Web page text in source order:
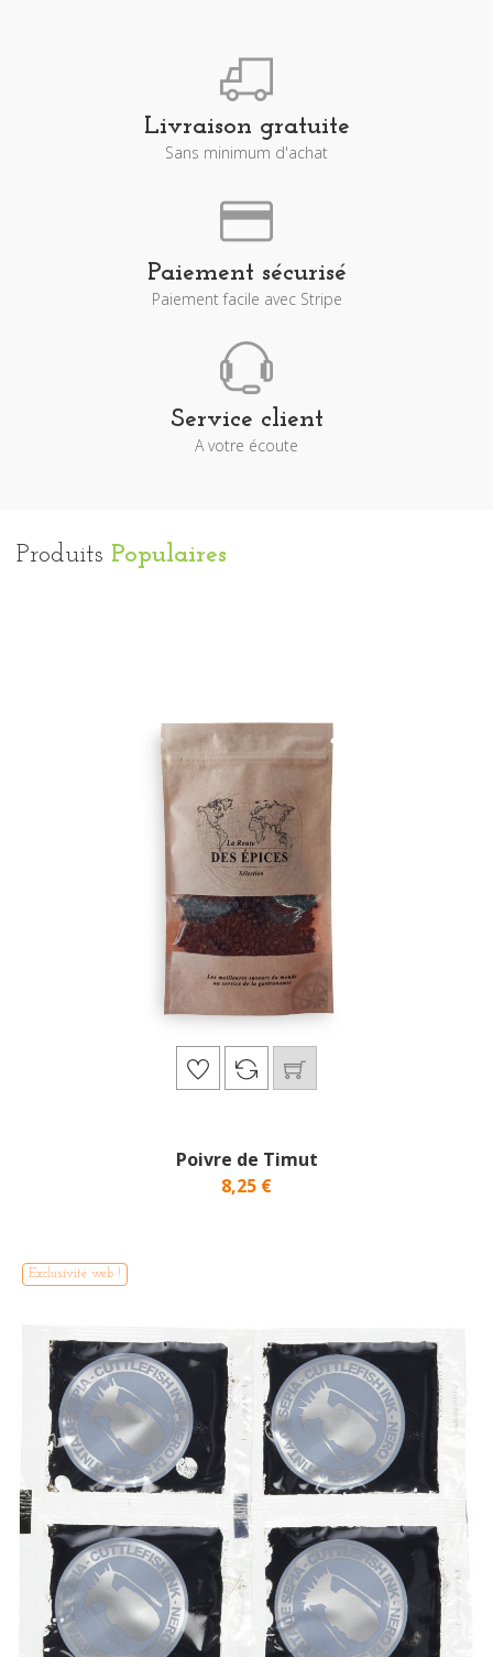
Livraison gratuite
Sans minimum d'achat
Paiement sécurisé
Paiement facile avec Stripe
Service client
A votre écoute
Produits Populaires
Poivre de Timut
8,25 €
Exclusivité web !